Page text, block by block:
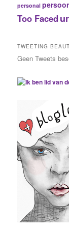
personal
Too Faced
TWEETING
Geen Tweets